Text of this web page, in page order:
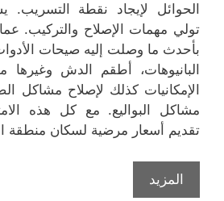
الحوائل لإيجاد نقطة التسريب.
تولي مهمات الإصلاح والتركيب.
بأحدث ما وصلت إليه صيحات
البانيوهات، أطقم الدش وغيرها
الإمكانيات كذلك لإصلاح مشاكل
مشاكل البواليع. مع كل هذه
تقديم أسعار مرضية لسكان منطقة
المزيد